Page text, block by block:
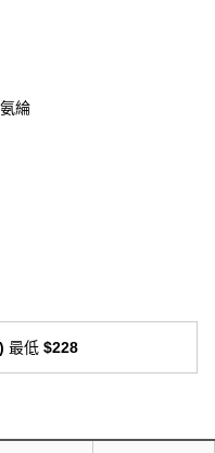
綸
) 最低 $228